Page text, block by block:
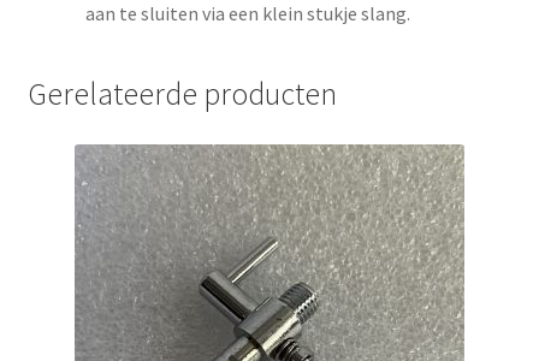
aan te sluiten via een klein stukje slang.
Gerelateerde producten